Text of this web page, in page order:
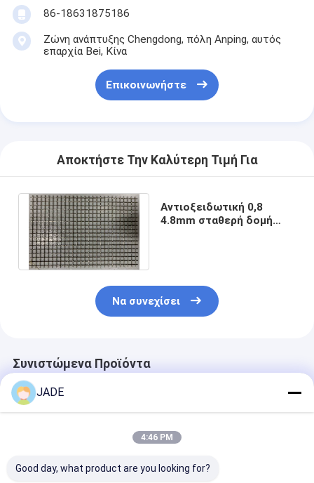
86-18631875186
Ζώνη ανάπτυξης Chengdong, πόλη Anping, αυτός
επαρχία Bei, Κίνα
Επικοινωνήστε
Αποκτήστε Την Καλύτερη Τιμή Για
Αντιοξειδωτική 0,8
4.8mm σταθερή δομή
Να συνεχίσει
Συνιστώμενα Προϊόντα
JADE
4:46 PM
Good day, what product are you looking for?